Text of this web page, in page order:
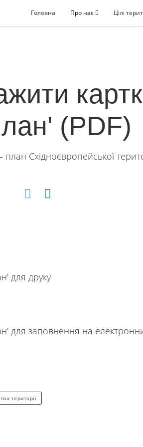
Головна Про нас Цілі
(PDF)
Східноєвропейської
для друку
для заповнення на
території